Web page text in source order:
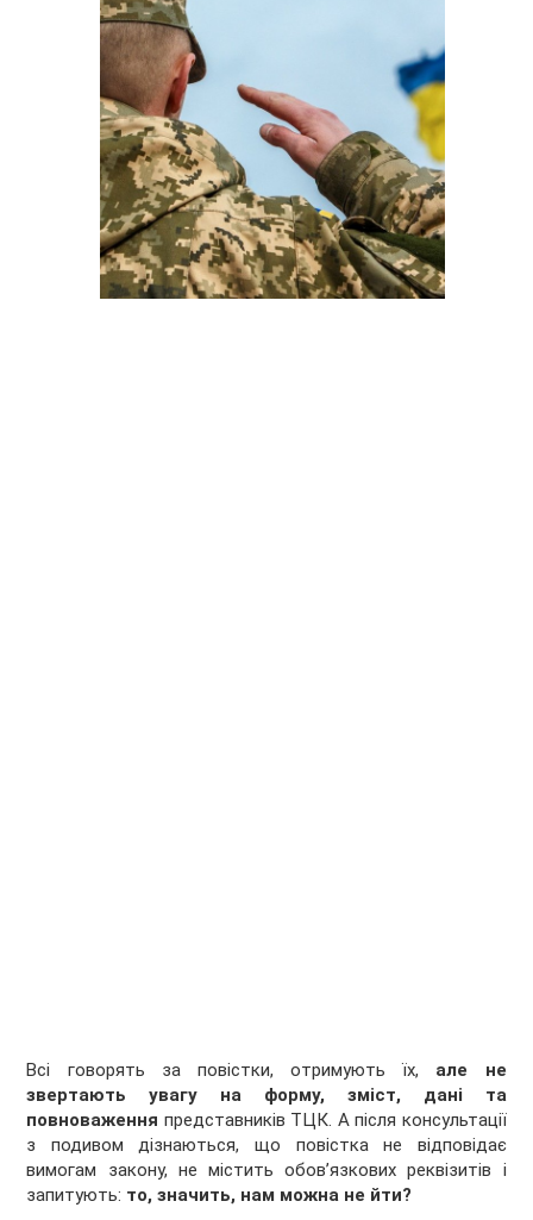
Всі говорять за повістки, отримують їх, але не
звертають увагу на форму, зміст, дані та
повноваження представників ТЦК. А після консультації
з подивом дізнаються, що повістка не відповідає
вимогам закону, не містить обов’язкових реквізитів і
запитують: то, значить, нам можна не йти?